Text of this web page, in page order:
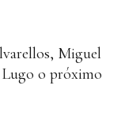
Miguel
Lugo o próximo